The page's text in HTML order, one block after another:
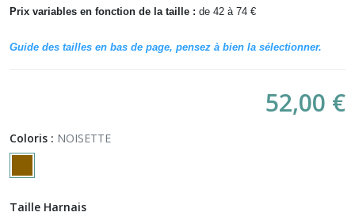
Prix variables en fonction de la taille : de 42 à 74 €
Guide des tailles en bas de page, pensez à bien la sélectionner.
52,00 €
Coloris : NOISETTE
Taille Harnais